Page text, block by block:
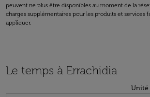
peuvent ne plus être disponibles au moment de la
charges supplémentaires pour les produits et services
appliquer.
Le temps à Errachidia
Unité